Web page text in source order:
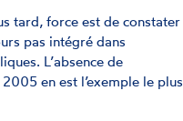
tard, force est de constater
pas intégré dans
L’absence de
en est l’exemple le plus